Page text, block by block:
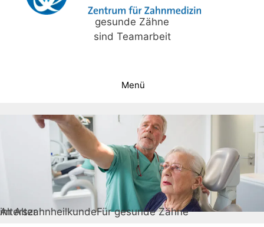
gesunde Zähne
sind Teamarbeit
Menü
AlterszahnheilkundeFür gesunde Zähne
im Alter